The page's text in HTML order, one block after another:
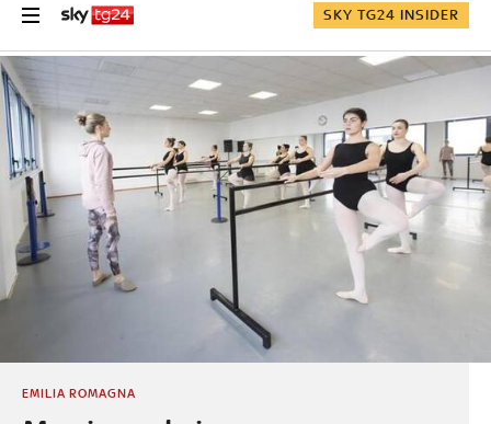
SKY TG24 INSIDER
EMILIA ROMAGNA